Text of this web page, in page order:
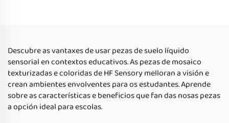
años
Descubre as vantaxes de usar pezas de suelo líquido
sensorial en contextos educativos. As pezas de mosaico
texturizadas e coloridas de HF Sensory melloran a visión e
crean ambientes envolventes para os estudantes. Aprende
sobre as características e beneficios que fan das nosas pezas
a opción ideal para escolas.